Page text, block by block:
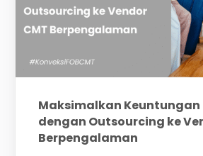
Maksimalkan Keuntungan
dengan Outsourcing ke
Berpengalaman